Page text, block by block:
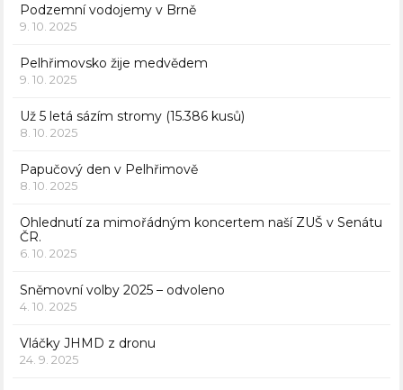
Podzemní vodojemy v Brně
9. 10. 2025
Pelhřimovsko žije medvědem
9. 10. 2025
Už 5 letá sázím stromy (15.386 kusů)
8. 10. 2025
Papučový den v Pelhřimově
8. 10. 2025
Ohlednutí za mimořádným koncertem naší ZUŠ v Senátu
ČR.
6. 10. 2025
Sněmovní volby 2025 – odvoleno
4. 10. 2025
Vláčky JHMD z dronu
24. 9. 2025